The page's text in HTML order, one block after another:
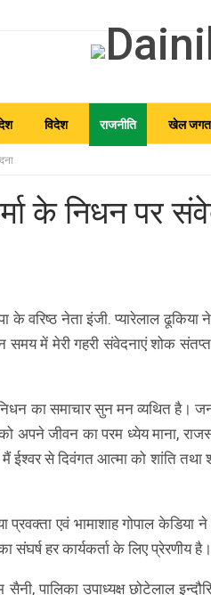
विदेश राजनीति खेल जगत
के निधन पर
के वरिष्ठ नेता इंजी. प्यारेलाल ढूकिया
में मेरी गहरी संवेदनाएं शोक संतप्त
निधन का समाचार सुन मन व्यथित
अपने जीवन का परम ध्येय माना,
मैं ईश्वर से दिवंगत आत्मा को शांति
प्रवक्ता एवं भामाशाह गोपाल
हर कार्यकर्ता के लिए प्रेरणीय
सैनी, पालिका उपाध्यक्ष छोटेलाल